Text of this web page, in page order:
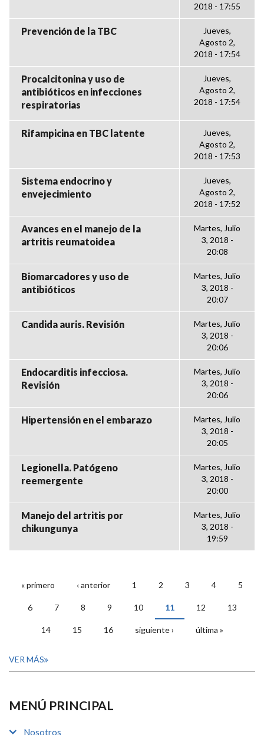
2018 - 17:55
Prevención de la TBC
Jueves,
Agosto 2,
2018 - 17:54
Procalcitonina y uso de
antibióticos en infecciones
respiratorias
Jueves,
Agosto 2,
2018 - 17:54
Rifampicina en TBC latente
Jueves,
Agosto 2,
2018 - 17:53
Sistema endocrino y
envejecimiento
Jueves,
Agosto 2,
2018 - 17:52
Avances en el manejo de la
artritis reumatoidea
Martes, Julio
3, 2018 -
20:08
Biomarcadores y uso de
antibióticos
Martes, Julio
3, 2018 -
20:07
Candida auris. Revisión
Martes, Julio
3, 2018 -
20:06
Endocarditis infecciosa.
Revisión
Martes, Julio
3, 2018 -
20:06
Hipertensión en el embarazo
Martes, Julio
3, 2018 -
20:05
Legionella. Patógeno
reemergente
Martes, Julio
3, 2018 -
20:00
Manejo del artritis por
chikungunya
Martes, Julio
3, 2018 -
19:59
PÁGINAS
« primero ‹ anterior 1 2 3 4 5
6 7 8 9 10 11 12 13
14 15 16 siguiente › última »
VER MÁS
MENÚ PRINCIPAL
Nosotros